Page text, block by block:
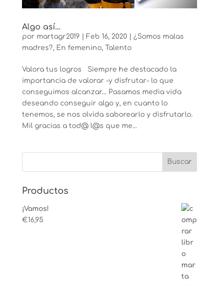
Algo así…
por martagr2019| Feb 16, 2020| ¿Somos malas
madres?, En femenino, Talento
Valora tus logros Siempre he destacado la
importancia de valorar -y disfrutar- lo que
conseguimos alcanzar… Pasamos media vida
deseando conseguir algo y, en cuanto lo
tenemos, se nos olvida saborearlo y disfrutarlo.
Mil gracias a tod@ l@s que me...
Productos
¡Vamos!
€16,95